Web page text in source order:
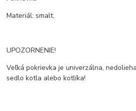
Materiál: smalt.
UPOZORNENIE!
Veľká pokrievka je univerzálna,
sedlo kotla alebo kotlíka!